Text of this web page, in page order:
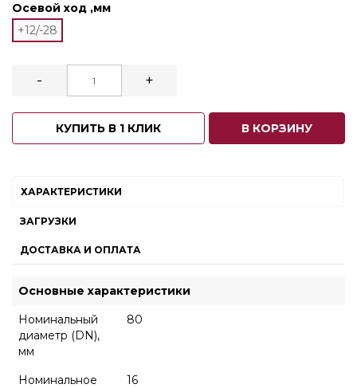
Осевой ход ,мм
+12/-28
- +
КУПИТЬ В 1 КЛИК В КОРЗИНУ
ХАРАКТЕРИСТИКИ
ЗАГРУЗКИ
ДОСТАВКА И ОПЛАТА
Основные характеристики
Номинальный
диаметр (DN),
мм
80
Номинальное
16